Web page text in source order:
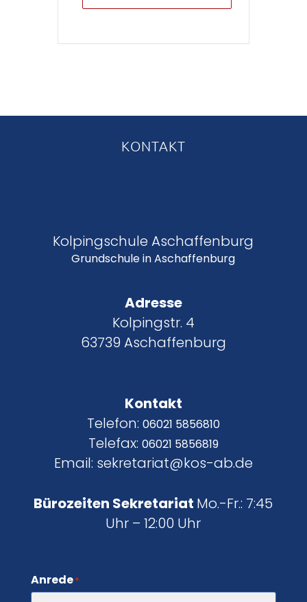
KONTAKT
Kolpingschule Aschaffenburg
Grundschule in Aschaffenburg
Adresse
Kolpingstr. 4
63739 Aschaffenburg
Kontakt
Telefon: 06021 5856810
Telefax: 06021 5856819
Email: sekretariat@kos-ab.de
Bürozeiten Sekretariat Mo.-Fr.: 7:45
Uhr – 12:00 Uhr
Anrede*